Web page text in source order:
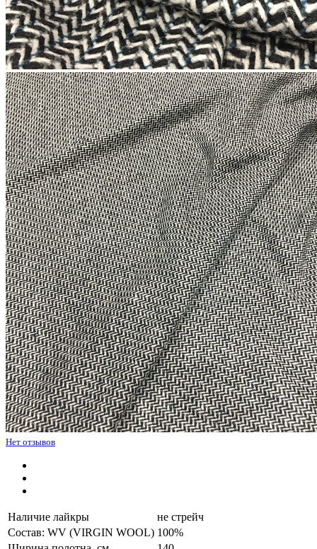
Нет отзывов
Наличие лайкры
не стрейч
Состав: WV (VIRGIN WOOL) 100%